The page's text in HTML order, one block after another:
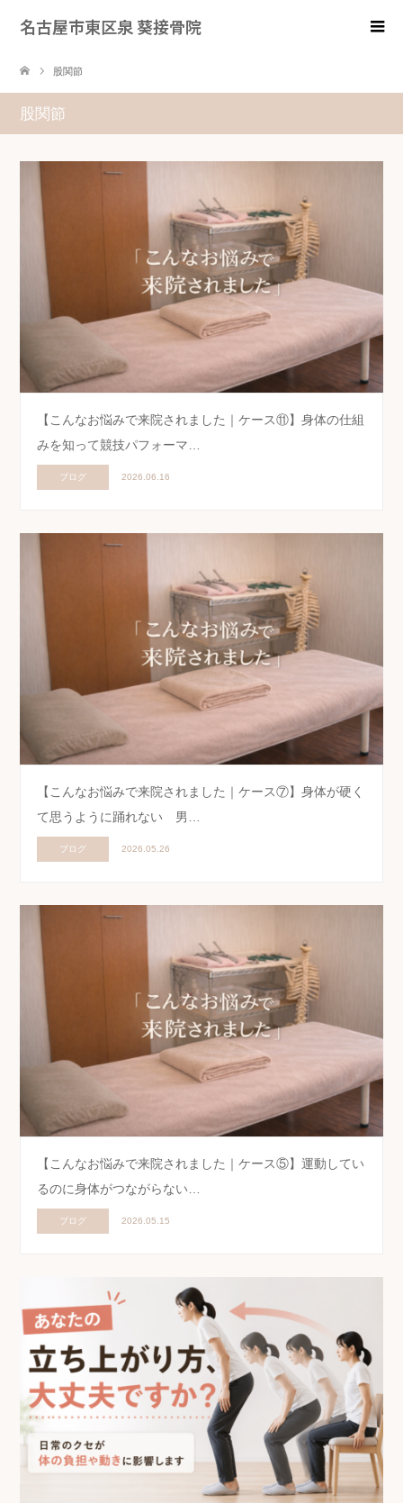
名古屋市東区泉 葵接骨院
股関節
股関節
【こんなお悩みで来院されました｜ケース⑪】身体の仕組
みを知って競技パフォーマ…
ブログ 2026.06.16
【こんなお悩みで来院されました｜ケース⑦】身体が硬く
て思うように踊れない 男…
ブログ 2026.05.26
【こんなお悩みで来院されました｜ケース⑤】運動してい
るのに身体がつながらない…
ブログ 2026.05.15